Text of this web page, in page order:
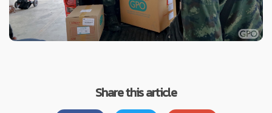
Share this article